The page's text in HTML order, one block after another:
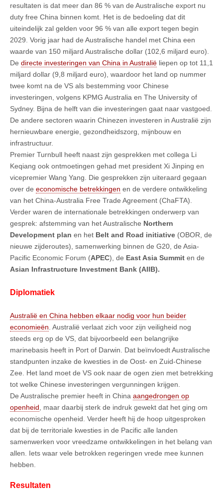
resultaten is dat meer dan 86 % van de Australische export nu
duty free China binnen komt. Het is de bedoeling dat dit
uiteindelijk zal gelden voor 96 % van alle export tegen begin
2029. Vorig jaar had de Australische handel met China een
waarde van 150 miljard Australische dollar (102,6 miljard euro).
De directe investeringen van China in Australië liepen op tot 11,1
miljard dollar (9,8 miljard euro), waardoor het land op nummer
twee komt na de VS als bestemming voor Chinese
investeringen, volgens KPMG Australia en The University of
Sydney. Bijna de helft van die investeringen gaat naar vastgoed.
De andere sectoren waarin Chinezen investeren in Australië zijn
hernieuwbare energie, gezondheidszorg, mijnbouw en
infrastructuur.
Premier Turnbull heeft naast zijn gesprekken met collega Li
Keqiang ook ontmoetingen gehad met president Xi Jinping en
vicepremier Wang Yang. Die gesprekken zijn uiteraard gegaan
over de economische betrekkingen en de verdere ontwikkeling
van het China-Australia Free Trade Agreement (ChaFTA).
Verder waren de internationale betrekkingen onderwerp van
gesprek: afstemming van het Australische Northern
Development plan en het Belt and Road initiative (OBOR, de
nieuwe zijderoutes), samenwerking binnen de G20, de Asia-
Pacific Economic Forum (APEC), de East Asia Summit en de
Asian Infrastructure Investment Bank (AIIB).
Diplomatiek
Australië en China hebben elkaar nodig voor hun beider
economieën . Australië verlaat zich voor zijn veiligheid nog
steeds erg op de VS, dat bijvoorbeeld een belangrijke
marinebasis heeft in Port of Darwin. Dat beïnvloedt Australische
standpunten inzake de kwesties in de Oost- en Zuid-Chinese
Zee. Het land moet de VS ook naar de ogen zien met betrekking
tot welke Chinese investeringen vergunningen krijgen.
De Australische premier heeft in China aangedrongen op
openheid , maar daarbij sterk de indruk gewekt dat het ging om
economische openheid. Verder heeft hij de hoop uitgesproken
dat bij de territoriale kwesties in de Pacific alle landen
samenwerken voor vreedzame ontwikkelingen in het belang van
allen. Iets waar vele betrokken regeringen vrede mee kunnen
hebben.
Resultaten